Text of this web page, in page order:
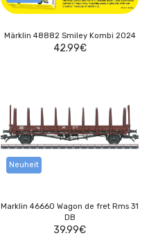
Märklin 48882 Smiley Kombi 2024
42.99€
Neuheit
Marklin 46660 Wagon de fret Rms 31
DB
39.99€